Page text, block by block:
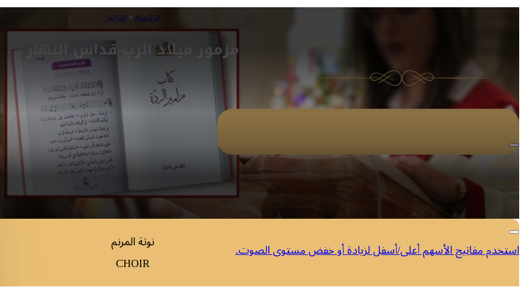
الرئيسية » التراتيل
مزمور ميلاد الرب-قداس النهار
مشغل الصوت
00:00
استخدم مفاتيح الأسهم أعلى/أسفل لزيادة أو خفض مستوى الصوت.
نوتة المرنم
CHOIR